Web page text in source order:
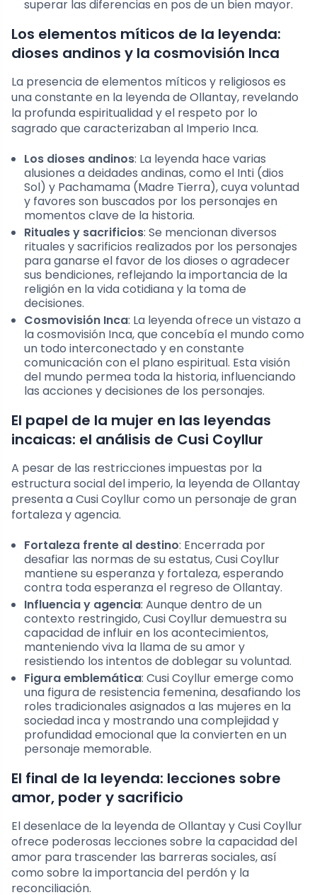
superar las diferencias en pos de un bien mayor.
Los elementos míticos de la leyenda:
dioses andinos y la cosmovisión Inca
La presencia de elementos míticos y religiosos es
una constante en la leyenda de Ollantay, revelando
la profunda espiritualidad y el respeto por lo
sagrado que caracterizaban al Imperio Inca.
Los dioses andinos: La leyenda hace varias
alusiones a deidades andinas, como el Inti (dios
Sol) y Pachamama (Madre Tierra), cuya voluntad
y favores son buscados por los personajes en
momentos clave de la historia.
Rituales y sacrificios: Se mencionan diversos
rituales y sacrificios realizados por los personajes
para ganarse el favor de los dioses o agradecer
sus bendiciones, reflejando la importancia de la
religión en la vida cotidiana y la toma de
decisiones.
Cosmovisión Inca: La leyenda ofrece un vistazo a
la cosmovisión Inca, que concebía el mundo como
un todo interconectado y en constante
comunicación con el plano espiritual. Esta visión
del mundo permea toda la historia, influenciando
las acciones y decisiones de los personajes.
El papel de la mujer en las leyendas
incaicas: el análisis de Cusi Coyllur
A pesar de las restricciones impuestas por la
estructura social del imperio, la leyenda de Ollantay
presenta a Cusi Coyllur como un personaje de gran
fortaleza y agencia.
Fortaleza frente al destino: Encerrada por
desafiar las normas de su estatus, Cusi Coyllur
mantiene su esperanza y fortaleza, esperando
contra toda esperanza el regreso de Ollantay.
Influencia y agencia: Aunque dentro de un
contexto restringido, Cusi Coyllur demuestra su
capacidad de influir en los acontecimientos,
manteniendo viva la llama de su amor y
resistiendo los intentos de doblegar su voluntad.
Figura emblemática: Cusi Coyllur emerge como
una figura de resistencia femenina, desafiando los
roles tradicionales asignados a las mujeres en la
sociedad inca y mostrando una complejidad y
profundidad emocional que la convierten en un
personaje memorable.
El final de la leyenda: lecciones sobre
amor, poder y sacrificio
El desenlace de la leyenda de Ollantay y Cusi Coyllur
ofrece poderosas lecciones sobre la capacidad del
amor para trascender las barreras sociales, así
como sobre la importancia del perdón y la
reconciliación.